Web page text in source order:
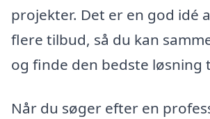
projekter. Det er en god idé
flere tilbud, så du kan
og finde den bedste løsning
Når du søger efter en